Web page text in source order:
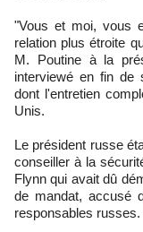
"Vous et moi, vous
relation plus étroite
M. Poutine à la
interviewé en fin de
dont l'entretien
Unis.
Le président russe
conseiller à la
Flynn qui avait dû
de mandat, accusé
responsables russes.